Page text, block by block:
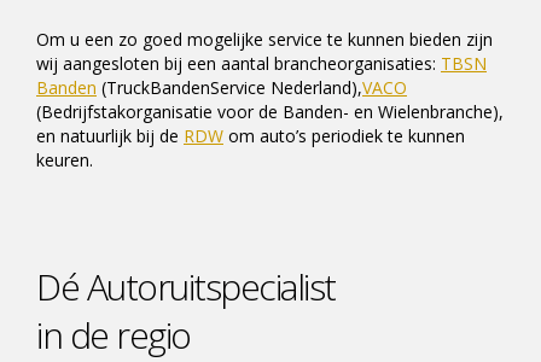
Om u een zo goed mogelijke service te kunnen bieden zijn
wij aangesloten bij een aantal brancheorganisaties: TBSN
Banden (TruckBandenService Nederland),VACO
(Bedrijfstakorganisatie voor de Banden- en Wielenbranche),
en natuurlijk bij de RDW om auto’s periodiek te kunnen
keuren.
Dé Autoruitspecialist
in de regio